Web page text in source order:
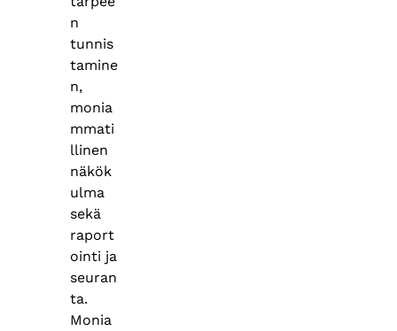
n
tunnis
tamine
n,
monia
mmati
llinen
näkök
ulma
sekä
raport
ointi ja
seuran
ta.
Monia